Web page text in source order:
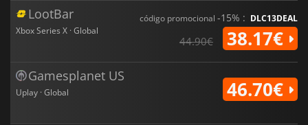
LootBar
Xbox Series X · Global
código promocional -15% : DLC13DEAL
44.90€ 38.17€
Gamesplanet US
Uplay · Global 46.70€